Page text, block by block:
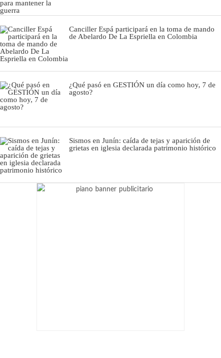
Canciller Espá participará en la toma de mando
de Abelardo De La Espriella en Colombia
¿Qué pasó en GESTIÓN un día como hoy, 7 de
agosto?
Sismos en Junín: caída de tejas y aparición de
grietas en iglesia declarada patrimonio histórico